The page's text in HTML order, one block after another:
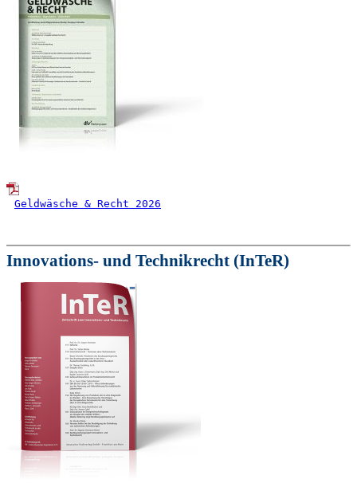
Geldwäsche & Recht 2026
Innovations- und Technikrecht (InTeR)